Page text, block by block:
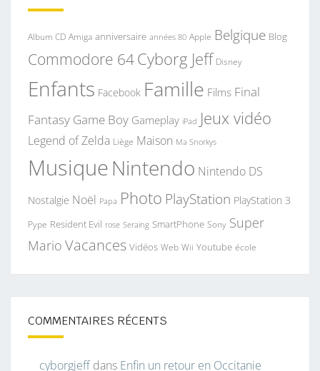
Album CD Amiga anniversaire années 80 Apple Belgique Blog
Commodore 64Cyborg Jeff Disney
Enfants Facebook Famille Films Final
Fantasy Game Boy Gameplay iPad Jeux vidéo
Legend of Zelda Liège Maison Ma Snorkys
MusiqueNintendo Nintendo DS
Nostalgie Noël Papa Photo PlayStation PlayStation 3
Pype Resident Evil rose Seraing SmartPhone Sony Super
Mario Vacances Vidéos Web Wii Youtube école
COMMENTAIRES RÉCENTS
cyborgjeffdans Enfin un retour en Occitanie